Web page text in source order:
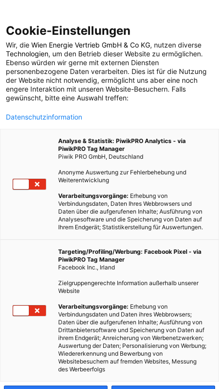
POSTS BY TAG
Minigolf
1 BEITRAG
Cookie-Einstellungen
Wir, die Wien Energie Vertrieb GmbH & Co KG, nutzen diverse
Technologien, um den Betrieb dieser Website zu ermöglichen.
Ebenso würden wir gerne mit externen Diensten
personenbezogene Daten verarbeiten. Dies ist für die Nutzung
der Website nicht notwendig, ermöglicht uns aber eine noch
engere Interaktion mit unseren Website-Besuchern. Falls
gewünscht, bitte eine Auswahl treffen:
Datenschutzinformation
Analyse & Statistik: PiwikPRO Analytics - via
PiwikPRO Tag Manager
Piwik PRO GmbH, Deutschland
Anonyme Auswertung zur Fehlerbehebung und
Weiterentwicklung
Verarbeitungsvorgänge: Erhebung von
Verbindungsdaten, Daten Ihres Webbrowsers und
Daten über die aufgerufenen Inhalte; Ausführung von
Analysesoftware und die Speicherung von Daten auf
Ihrem Endgerät; Statistikerstellung für Auswertungen.
Targeting/Profiling/Werbung: Facebook Pixel - via
PiwikPRO Tag Manager
Facebook Inc., Irland
Zielgruppengerechte Information außerhalb unserer
Website
Verarbeitungsvorgänge: Erhebung von
Verbindungsdaten und Daten ihres Webbrowsers;
Daten über die aufgerufenen Inhalte; Ausführung von
Drittanbietersoftware und Speicherung von Daten auf
ihrem Endgerät; Anreicherung von Werbenetzwerken;
Auswertung der Daten; Personalisierung von Werbung;
Wiedererkennung und Bewerbung von
Websitebesuchern auf fremden Websites, Messung
des Werbeerfolgs